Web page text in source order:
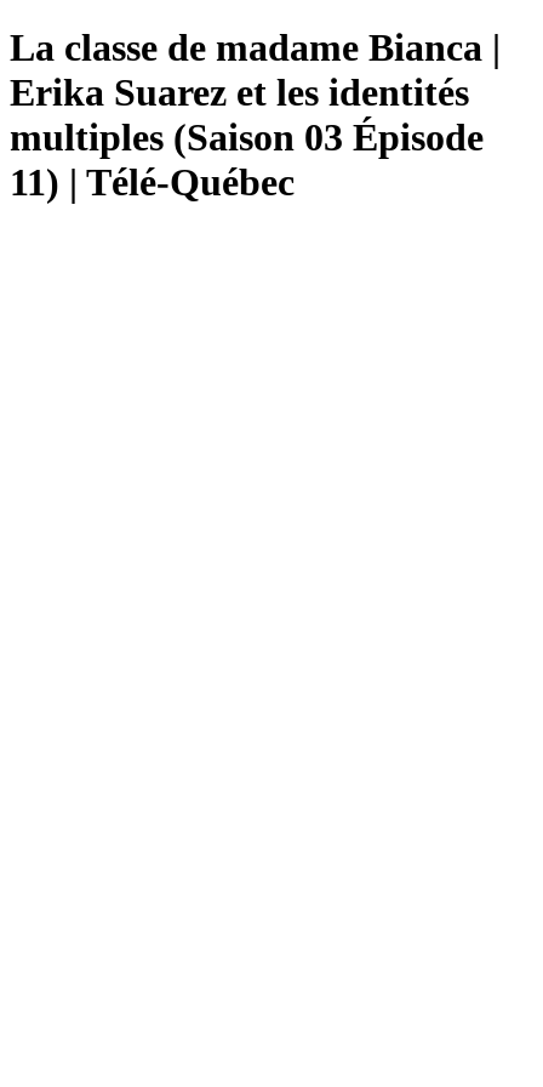
La classe de madame Bianca |
Erika Suarez et les identités
multiples (Saison 03 Épisode
11) | Télé-Québec